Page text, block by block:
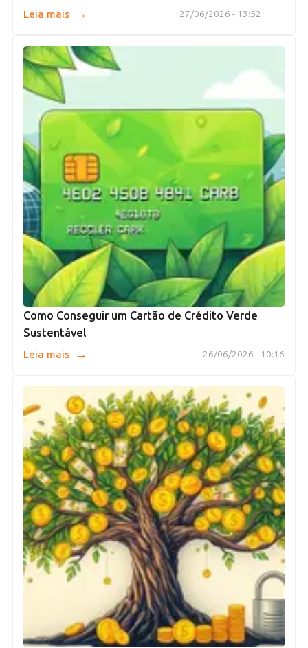
27/06/2026 - 13:52
Leia mais →
Como Conseguir um Cartão de Crédito Verde
Sustentável
26/06/2026 - 10:16
Leia mais →